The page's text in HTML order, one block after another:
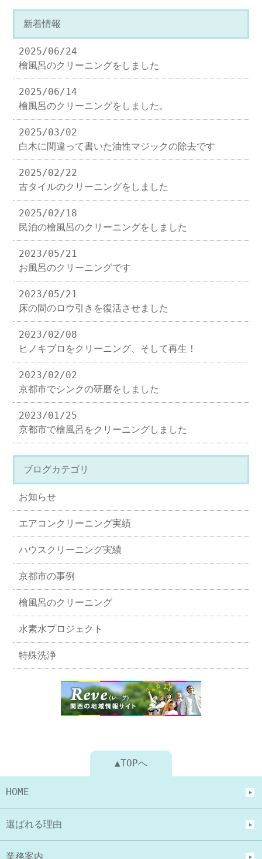
新着情報
2025/06/24
檜風呂のクリーニングをしました
2025/06/14
檜風呂のクリーニングをしました。
2025/03/02
白木に間違って書いた油性マジックの除去です
2025/02/22
古タイルのクリーニングをしました
2025/02/18
民泊の檜風呂のクリーニングをしました
2023/05/21
お風呂のクリーニングです
2023/05/21
床の間のロウ引きを復活させました
2023/02/08
ヒノキブロをクリーニング、そして再生！
2023/02/02
京都市でシンクの研磨をしました
2023/01/25
京都市で檜風呂をクリーニングしました
ブログカテゴリ
お知らせ
エアコンクリーニング実績
ハウスクリーニング実績
京都市の事例
檜風呂のクリーニング
水素水プロジェクト
特殊洗浄
▲TOPへ
HOME
選ばれる理由
業務案内